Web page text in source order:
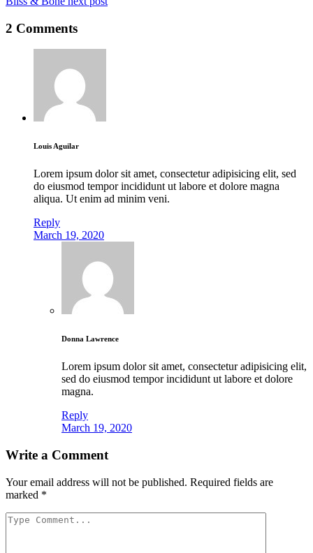
2 Comments
Louis Aguilar
Lorem ipsum dolor sit amet, consectetur adipisicing elit, sed
do eiusmod tempor incididunt ut labore et dolore magna
aliqua. Ut enim ad minim veni.
Reply
March 19, 2020
Donna Lawrence
Lorem ipsum dolor sit amet, consectetur adipisicing elit,
sed do eiusmod tempor incididunt ut labore et dolore
magna.
Reply
March 19, 2020
Write a Comment
Your email address will not be published. Required fields are
marked *